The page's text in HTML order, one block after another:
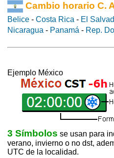
Cambio horario C.
Belice - Costa Rica - El
Nicaragua - Panamá - Rep.
Ejemplo México
3 Símbolos se usan para
verano, invierno o no dst,
UTC de la localidad.